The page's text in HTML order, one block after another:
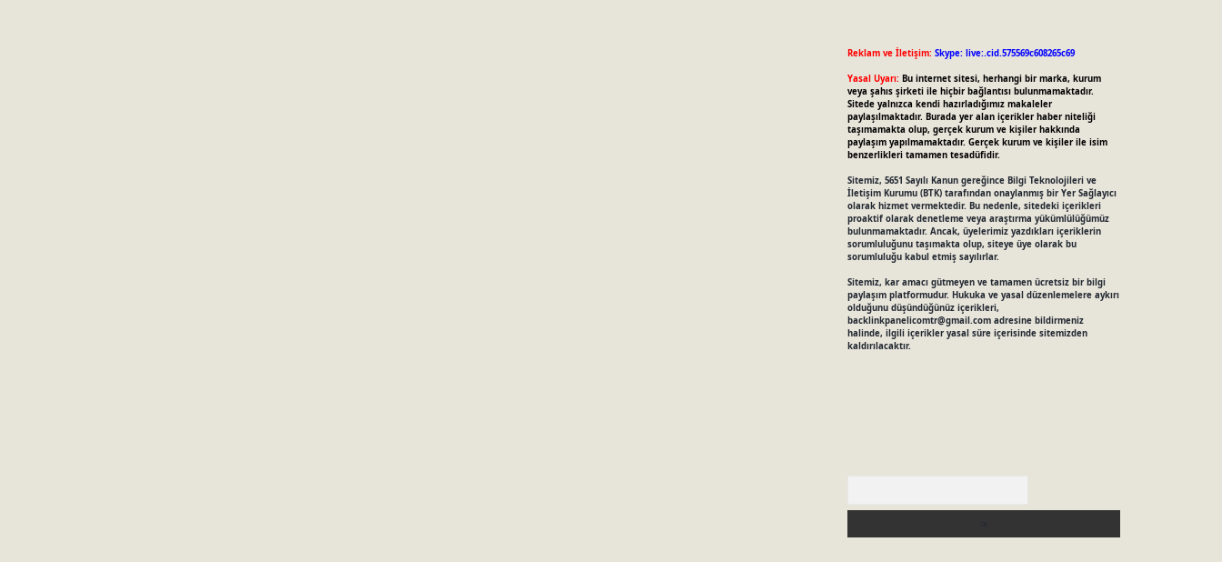
Reklam ve İletişim: Skype: live:.cid.575569c608265c69
Yasal Uyarı: Bu internet sitesi, herhangi bir marka, kurum
veya şahıs şirketi ile hiçbir bağlantısı bulunmamaktadır.
Sitede yalnızca kendi hazırladığımız makaleler
paylaşılmaktadır. Burada yer alan içerikler haber niteliği
taşımamakta olup, gerçek kurum ve kişiler hakkında
paylaşım yapılmamaktadır. Gerçek kurum ve kişiler ile isim
benzerlikleri tamamen tesadüfidir.
Sitemiz, 5651 Sayılı Kanun gereğince Bilgi Teknolojileri ve
İletişim Kurumu (BTK) tarafından onaylanmış bir Yer Sağlayıcı
olarak hizmet vermektedir. Bu nedenle, sitedeki içerikleri
proaktif olarak denetleme veya araştırma yükümlülüğümüz
bulunmamaktadır. Ancak, üyelerimiz yazdıkları içeriklerin
sorumluluğunu taşımakta olup, siteye üye olarak bu
sorumluluğu kabul etmiş sayılırlar.
Sitemiz, kar amacı gütmeyen ve tamamen ücretsiz bir bilgi
paylaşım platformudur. Hukuka ve yasal düzenlemelere aykırı
olduğunu düşündüğünüz içerikleri,
backlinkpanelicomtr@gmail.comadresine bildirmeniz
halinde, ilgili içerikler yasal süre içerisinde sitemizden
kaldırılacaktır.